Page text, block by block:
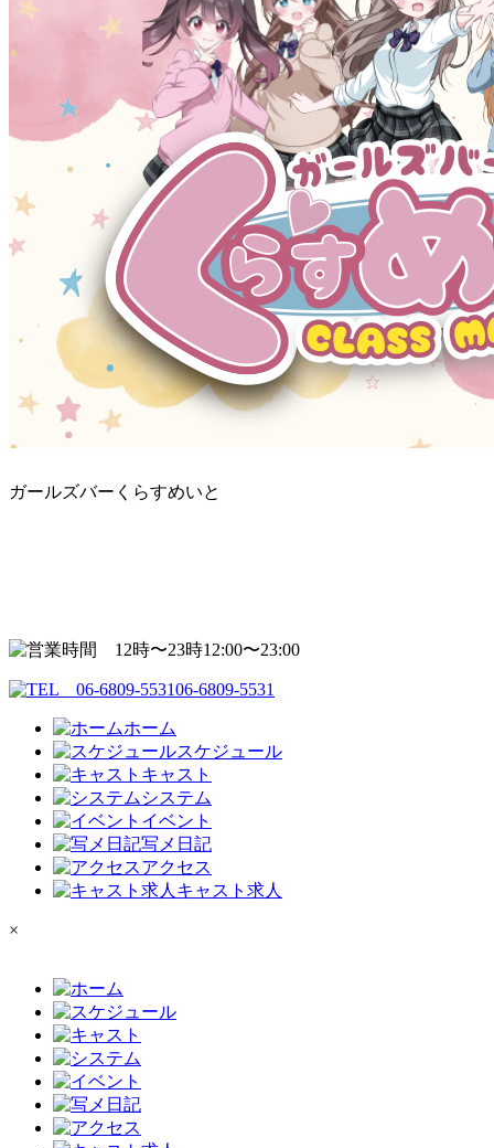
ガールズバーくらすめいと
12:00〜23:00
06-6809-5531
ホーム
スケジュール
キャスト
システム
イベント
写メ日記
アクセス
キャスト求人
×